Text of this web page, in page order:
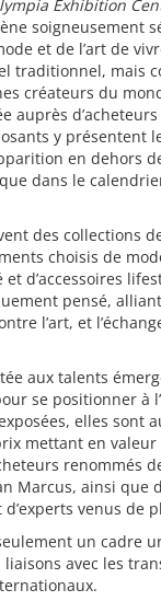
Exhibition
soigneusement
et de l’art de
traditionnel, mais
créateurs du
auprès
y présentent
en dehors
dans le
des collections
choisis de
d’accessoires
pensé,
l’art, et
aux talents
se positionner à
elles sont
mettant en
renommés
Marcus, ainsi que
venus de
un cadre
liaisons avec les